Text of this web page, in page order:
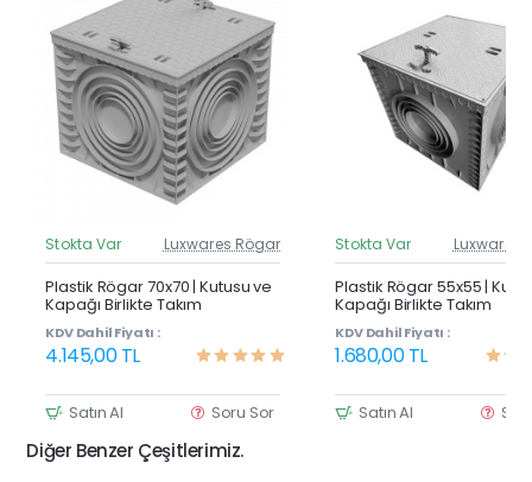
Güncel Fiyat
Yeni Ürün
Stokta Var Luxwares Rögar
Plastik Rögar 70x70 | Kutusu ve
Kapağı Birlikte Takım
KDV Dahil Fiyatı :
4.145,00 TL
Satın Al Soru Sor
Stokta Var Luxwares
Plastik Rögar 55x55 |
Kapağı Birlikte Takım
KDV Dahil Fiyatı :
1.680,00 TL
Satın Al
Diğer Benzer Çeşitlerimiz.